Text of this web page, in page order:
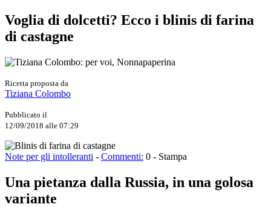
Voglia di dolcetti? Ecco i blinis di farina
di castagne
Ricetta proposta da
Tiziana Colombo
Pubblicato il
12/09/2018 alle 07:29
Note per gli intolleranti - Commenti: 0 - Stampa
Una pietanza dalla Russia, in una golosa
variante